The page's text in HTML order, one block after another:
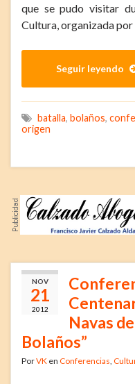
que se pudo visitar
Cultura, organizada por
Seguir leyendo
batalla, bolaños,
origen
NOV
21
2012
Navas
Bolaños”
PorVK en Conferencias